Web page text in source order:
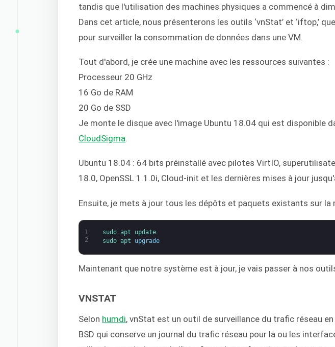
tandis que l'utilisation des machines physiques a commencé à
Dans cet article, nous présenterons les outils ‘vnStat’ et ‘iftop,’
pour surveiller la consommation de données dans une VM.
Tout d'abord, je crée une machine avec les ressources suivantes :
Processeur 20 GHz
16 Go de RAM
20 Go de SSD
Je monte le disque avec l'image Ubuntu 18.04 qui est disponible
CloudSigma
Ubuntu 18.04 : 64 bits préinstallé avec pilotes VirtIO,
18.0, OpenSSL 1.1.0i, Cloud-init et les dernières mises à jour
Ensuite, je mets à jour tous les dépôts et paquets existants sur la
1
2
sudo apt update
sudo apt upgrade
Maintenant que notre système est à jour, je vais passer à nos
VNSTAT
Selon humdi, vnStat est un outil de surveillance du trafic réseau
BSD qui conserve un journal du trafic réseau pour la ou les